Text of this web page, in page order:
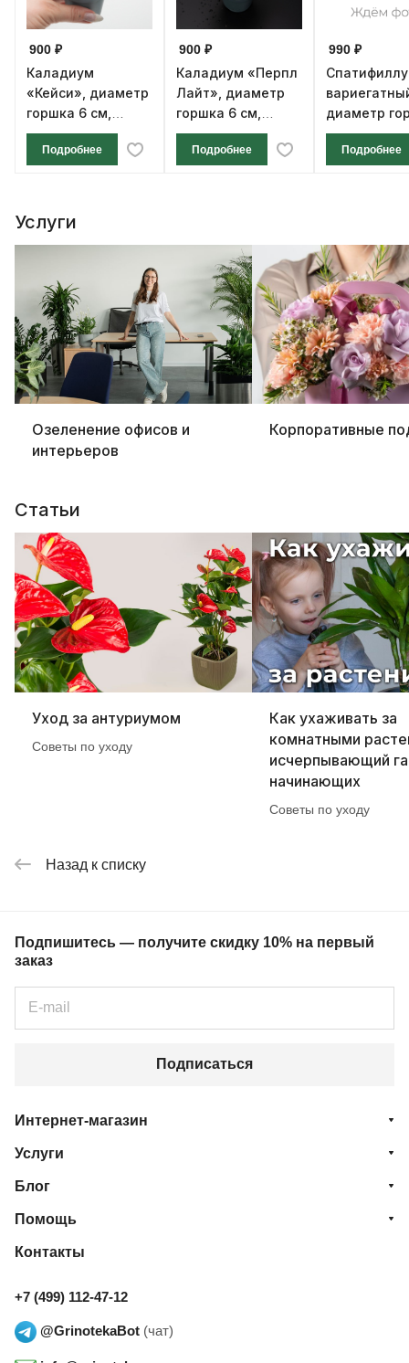
900 ₽
Каладиум
«Кейси», диаметр
горшка 6 см,
высота 12 см
Подробнее
900 ₽
Каладиум «Перпл
Лайт», диаметр
горшка 6 см,
высота 12 см
Подробнее
990 ₽
диаметр
см, высота
Подробнее
Услуги
Озеленение офисов и
интерьеров
Корпоративные
Статьи
Уход за антуриумом
Советы по уходу
Как ухаживать за
комнатными
исчерпывающий
начинающих
Советы по уходу
Назад к списку
Подпишитесь — получите скидку 10% на первый
заказ
Подписаться
Интернет-магазин
Услуги
Блог
Помощь
Контакты
+7 (499) 112-47-12
@GrinotekaBot (чат)